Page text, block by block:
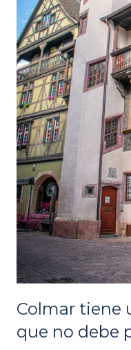
Colmar tiene
que no debe